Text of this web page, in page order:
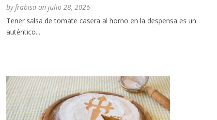
byfrabisa onjulio 28, 2026
Tener salsa de tomate casera al horno en la despensa es un
auténtico...